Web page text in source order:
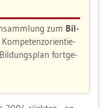
zum Bil­
fort­ge­